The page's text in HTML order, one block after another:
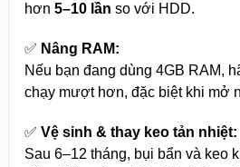
hơn 5–10 lần so với HDD.
✅ Nâng RAM:
Nếu bạn đang dùng 4GB RAM,
chạy mượt hơn, đặc biệt khi mở
✅ Vệ sinh & thay keo tản nhiệt:
Sau 6–12 tháng, bụi bẩn và keo